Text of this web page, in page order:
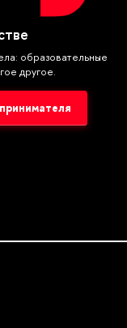
образовательные
другое.